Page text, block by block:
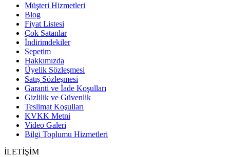
Müşteri Hizmetleri
Blog
Fiyat Listesi
Çok Satanlar
İndirimdekiler
Sepetim
Hakkımızda
Üyelik Sözleşmesi
Satış Sözleşmesi
Garanti ve İade Koşulları
Gizlilik ve Güvenlik
Teslimat Koşulları
KVKK Metni
Video Galeri
Bilgi Toplumu Hizmetleri
İLETİŞİM